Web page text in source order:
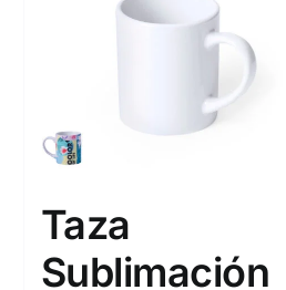
Taza
Sublimación